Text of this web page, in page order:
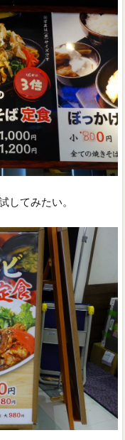
してみたい。